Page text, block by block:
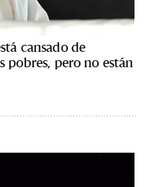
cansado de
pobres, pero no están